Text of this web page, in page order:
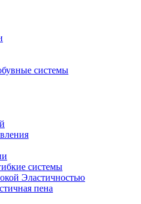
системы
системы
Эластичностью
пена